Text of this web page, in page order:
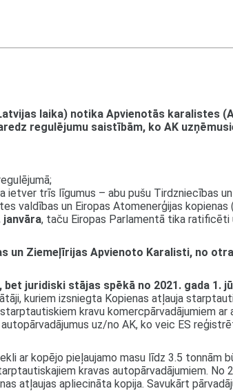
laika) notika Apvienotās karalistes
regulējumu saistībām, ko AK
ietver trīs līgumus – abu pušu Tirdzniecības
valdības un Eiropas Atomenerģijas kopienas
janvāra, taču Eiropas Parlamentā tika ratificēti
un Ziemeļīrijas Apvienoto Karalisti, no
bet juridiski stājas spēkā no 2021. gada 1.
kuriem izsniegta Kopienas atļauja
kravu komercpārvadājumiem ar
uz/no AK, ko veic ES
ar kopējo pieļaujamo masu līdz 3.5 tonnām
kravas autopārvadājumiem. No
atļaujas apliecināta kopija. Savukārt